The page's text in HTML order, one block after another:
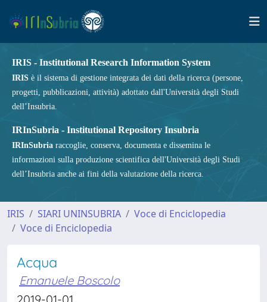
IRIS - Institutional Research Information System
IRIS è il sistema di gestione integrata dei dati della ricerca (persone,
progetti, pubblicazioni, attività) adottato dall'Università degli Studi
dell’Insubria.
IRInSubria - Institutional Repository Insubria
IRInSubria raccoglie, conserva, documenta e dissemina le
informazioni sulla produzione scientifica dell'Università degli Studi
dell’Insubria anche ai fini della valutazione della ricerca.
IRIS SIARI UNINSUBRIA
Voce di Enciclopedia
Voce di Enciclopedia
Acqua
Emanuele Boscolo